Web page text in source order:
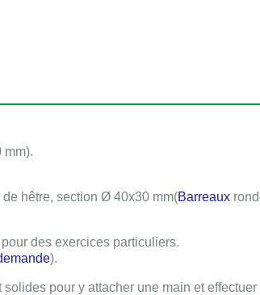
mm).
hêtre, section Ø 40x30 mm(Barreaux
des exercices particuliers.
).
pour y attacher une main et